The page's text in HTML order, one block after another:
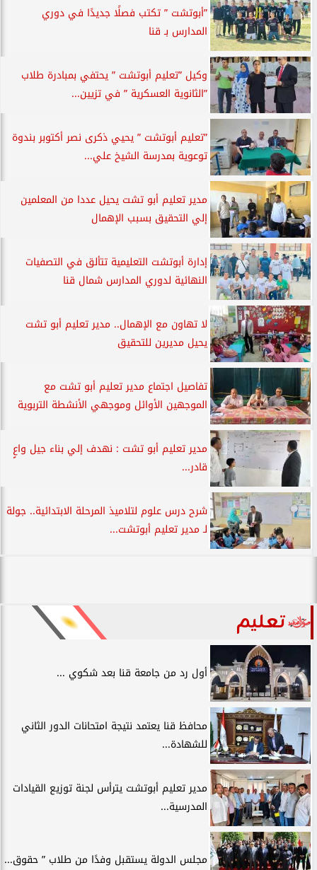
”أبوتشت ” تكتب فصلًا جديدًا في دوري
المدارس بـ قنا
وكيل ”تعليم أبوتشت ” يحتفي بمبادرة طلاب
”الثانوية العسكرية ” في تزيين...
”تعليم أبوتشت ” يحيي ذكرى نصر أكتوبر بندوة
توعوية بمدرسة الشيخ علي...
مدير تعليم أبو تشت يحيل عددا من المعلمين
إلي التحقيق بسبب الإهمال
إدارة أبوتشت التعليمية تتألق في التصفيات
النهائية لدوري المدارس شمال قنا
لا تهاون مع الإهمال.. مدير تعليم أبو تشت
يحيل مديرين للتحقيق
تفاصيل اجتماع مدير تعليم أبو تشت مع
الموجهين الأوائل وموجهي الأنشطة التربوية
مدير تعليم أبو تشت : نهدف إلي بناء جيل واعٍ
قادر...
شرح درس علوم لتلاميذ المرحلة الابتدائية.. جولة
لـ مدير تعليم أبوتشت...
تعليم
أول رد من جامعة قنا بعد شكوي ...
محافظ قنا يعتمد نتيجة امتحانات الدور الثاني
للشهادة...
مدير تعليم أبوتشت يترأس لجنة توزيع القيادات
المدرسية...
مجلس الدولة يستقبل وفدًا من طلاب ” حقوق...